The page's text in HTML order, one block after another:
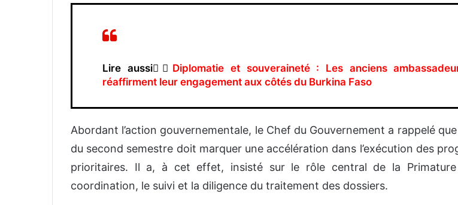
Lire aussi👉🏿 Diplomatie et souveraineté : Les anciens
réaffirment leur engagement aux côtés du Burkina Faso
‎Abordant l’action gouvernementale, le Chef du Gouvernement a rappelé que
du second semestre doit marquer une accélération dans l’exécution des
prioritaires. Il a, à cet effet, insisté sur le rôle central de la
coordination, le suivi et la diligence du traitement des dossiers.